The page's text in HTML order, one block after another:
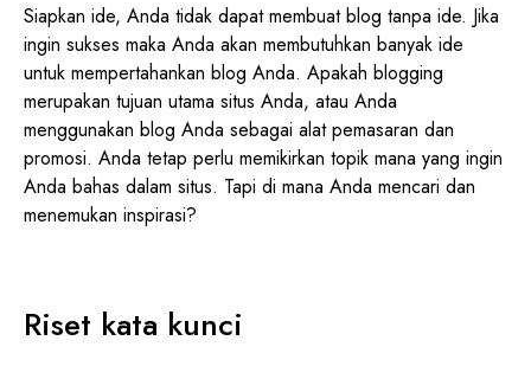
Siapkan ide, Anda tidak dapat membuat blog tanpa ide. Jika
ingin sukses maka Anda akan membutuhkan banyak ide
untuk mempertahankan blog Anda. Apakah blogging
merupakan tujuan utama situs Anda, atau Anda
menggunakan blog Anda sebagai alat pemasaran dan
promosi. Anda tetap perlu memikirkan topik mana yang ingin
Anda bahas dalam situs. Tapi di mana Anda mencari dan
menemukan inspirasi?
Riset kata kunci